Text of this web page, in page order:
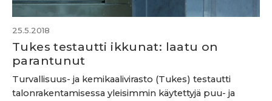
25.5.2018
Tukes testautti ikkunat: laatu on
parantunut
Turvallisuus- ja kemikaalivirasto (Tukes) testautti
talonrakentamisessa yleisimmin käytettyjä puu- ja